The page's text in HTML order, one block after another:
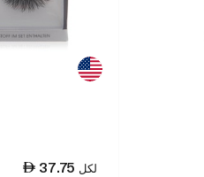
37.75 لكل